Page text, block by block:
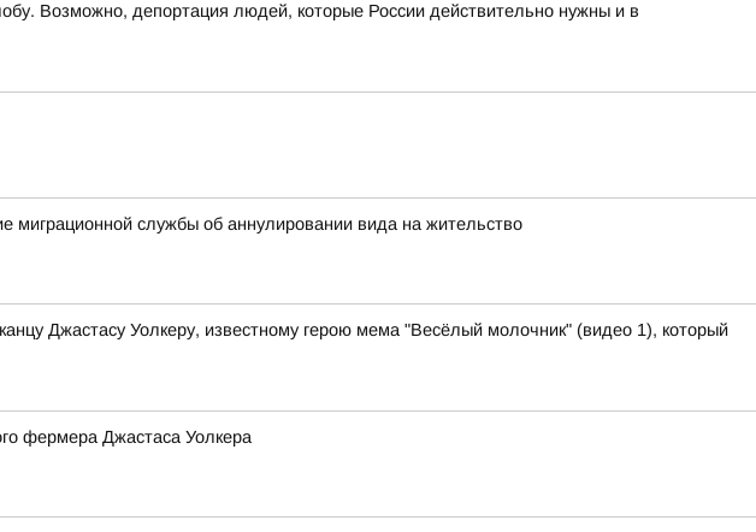
Возможно, депортация людей, которые России действительно нужны и в
службы об аннулировании вида на жительство
Джастасу Уолкеру, известному герою мема "Весёлый молочник" (видео 1), который
фермера Джастаса Уолкера